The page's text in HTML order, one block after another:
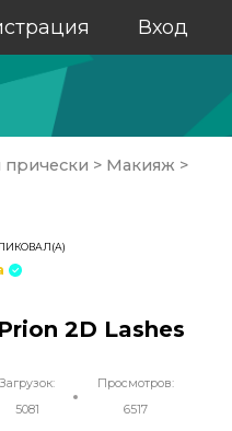
Вход
> Макияж >
2D Lashes
Загрузок:
5081
Просмотров:
6517